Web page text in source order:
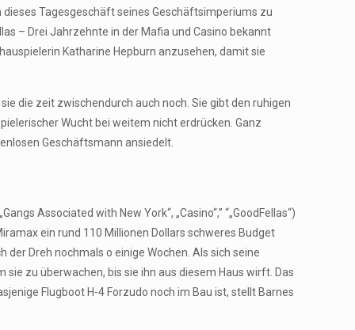
dieses Tagesgeschäft seines Geschäftsimperiums zu
– Drei Jahrzehnte in der Mafia und Casino bekannt
Katharine Hepburn anzusehen, damit sie
die zeit zwischendurch auch noch. Sie gibt den ruhigen
Wucht bei weitem nicht erdrücken. Ganz
Geschäftsmann ansiedelt.
Associated with New York“, „Casino“,” “„GoodFellas“)
ein rund 110 Millionen Dollars schweres Budget
Dreh nochmals o einige Wochen. Als sich seine
zu überwachen, bis sie ihn aus diesem Haus wirft. Das
Flugboot H-4 Forzudo noch im Bau ist, stellt Barnes